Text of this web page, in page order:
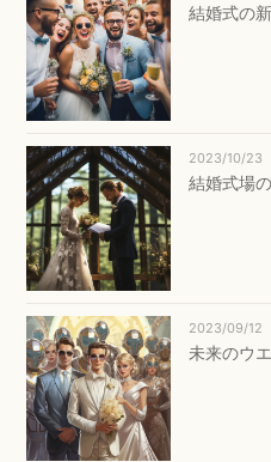
結婚式の
2023/10/23
結婚式場
2023/09/12
未来のウ